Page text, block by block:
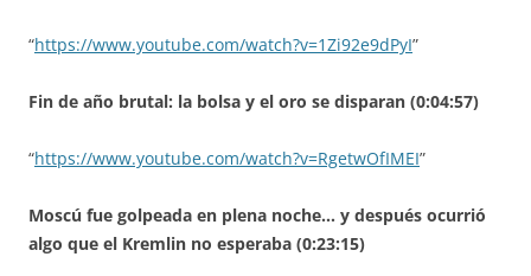
“https://www.youtube.com/watch?v=1Zi92e9dPyI”
Fin de año brutal: la bolsa y el oro se disparan (0:04:57)
“https://www.youtube.com/watch?v=RgetwOfIMEI”
Moscú fue golpeada en plena noche… y después ocurrió
algo que el Kremlin no esperaba (0:23:15)